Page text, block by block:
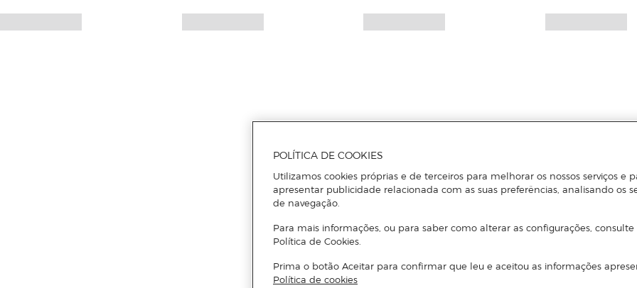
POLÍTICA DE COOKIES
Utilizamos cookies próprias e de terceiros para melhorar os nossos serviços e
apresentar publicidade relacionada com as suas preferências, analisando os
de navegação.
Para mais informações, ou para saber como alterar as configurações, consulte
Política de Cookies.
Prima o botão Aceitar para confirmar que leu e aceitou as informações
Política de cookies